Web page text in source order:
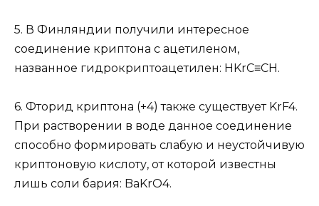
5. В Финляндии получили интересное
соединение криптона с ацетиленом,
названное гидрокриптоацетилен: HKrC≡CH.
6. Фторид криптона (+4) также существует KrF4.
При растворении в воде данное соединение
способно формировать слабую и неустойчивую
криптоновую кислоту, от которой известны
лишь соли бария: BaKrO4.